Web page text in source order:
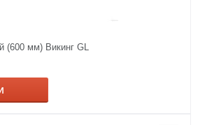
(600 мм) Викинг GL